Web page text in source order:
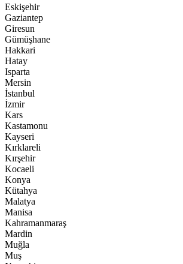
Eskişehir
Gaziantep
Giresun
Gümüşhane
Hakkari
Hatay
Isparta
Mersin
İstanbul
İzmir
Kars
Kastamonu
Kayseri
Kırklareli
Kırşehir
Kocaeli
Konya
Kütahya
Malatya
Manisa
Kahramanmaraş
Mardin
Muğla
Muş